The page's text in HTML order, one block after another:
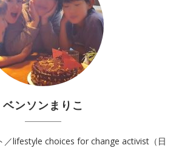
ベンソンまりこ
／lifestyle choices for change activist（日